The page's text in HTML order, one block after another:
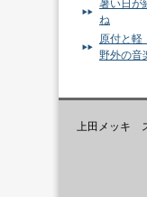
暑い日が
ね
原付と軽
野外の音
上田メッキ